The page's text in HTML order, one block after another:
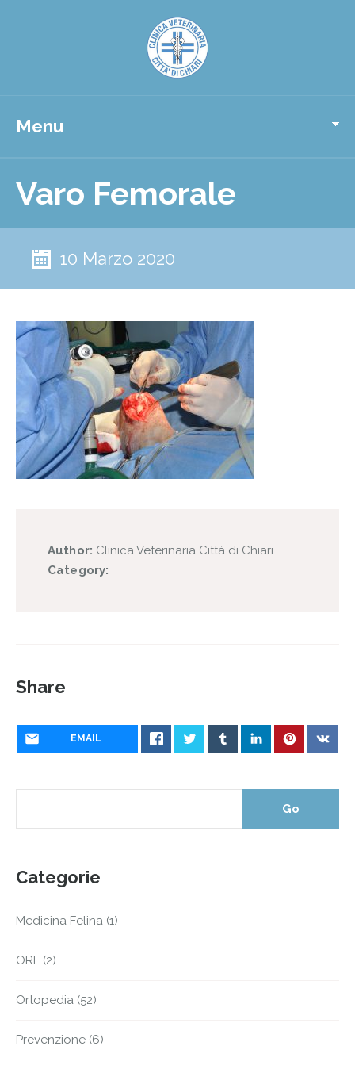
Menu
Varo Femorale
10 Marzo 2020
Author: Clinica Veterinaria Città di Chiari
Category:
Share
EMAIL
Categorie
Medicina Felina (1)
ORL (2)
Ortopedia (52)
Prevenzione (6)